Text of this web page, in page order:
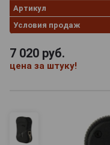
Артикул
Условия продаж
7 020 руб.
цена за штуку!